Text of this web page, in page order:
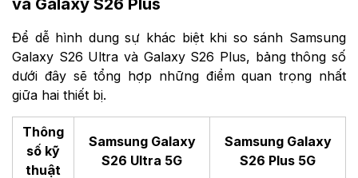
Để dễ hình dung sự khác biệt khi so sánh Samsung
Galaxy S26 Ultra và Galaxy S26 Plus, bảng thông số
dưới đây sẽ tổng hợp những điểm quan trọng nhất
giữa hai thiết bị.
Thông
số kỹ
thuật
Samsung Galaxy
S26 Ultra 5G
Samsung Galaxy
S26 Plus 5G